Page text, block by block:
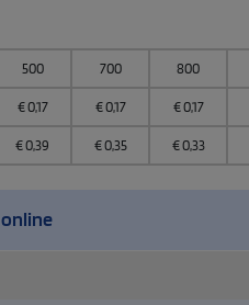
500 700 800
€0,17 €0,17 €0,17
€0,39 €0,35 €0,33